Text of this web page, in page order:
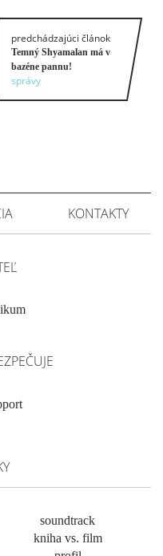
predchádzajúci článok
Temný Shyamalan má v
bazéne pannu!
správy
KONTAKTY
soundtrack
kniha vs. film